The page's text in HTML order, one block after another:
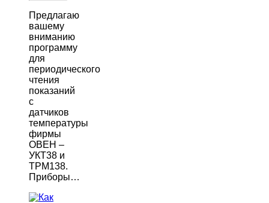
Предлагаю
вашему
вниманию
программу
для
периодического
чтения
показаний
с
датчиков
температуры
фирмы
ОВЕН –
УКТ38 и
ТРМ138.
Приборы…